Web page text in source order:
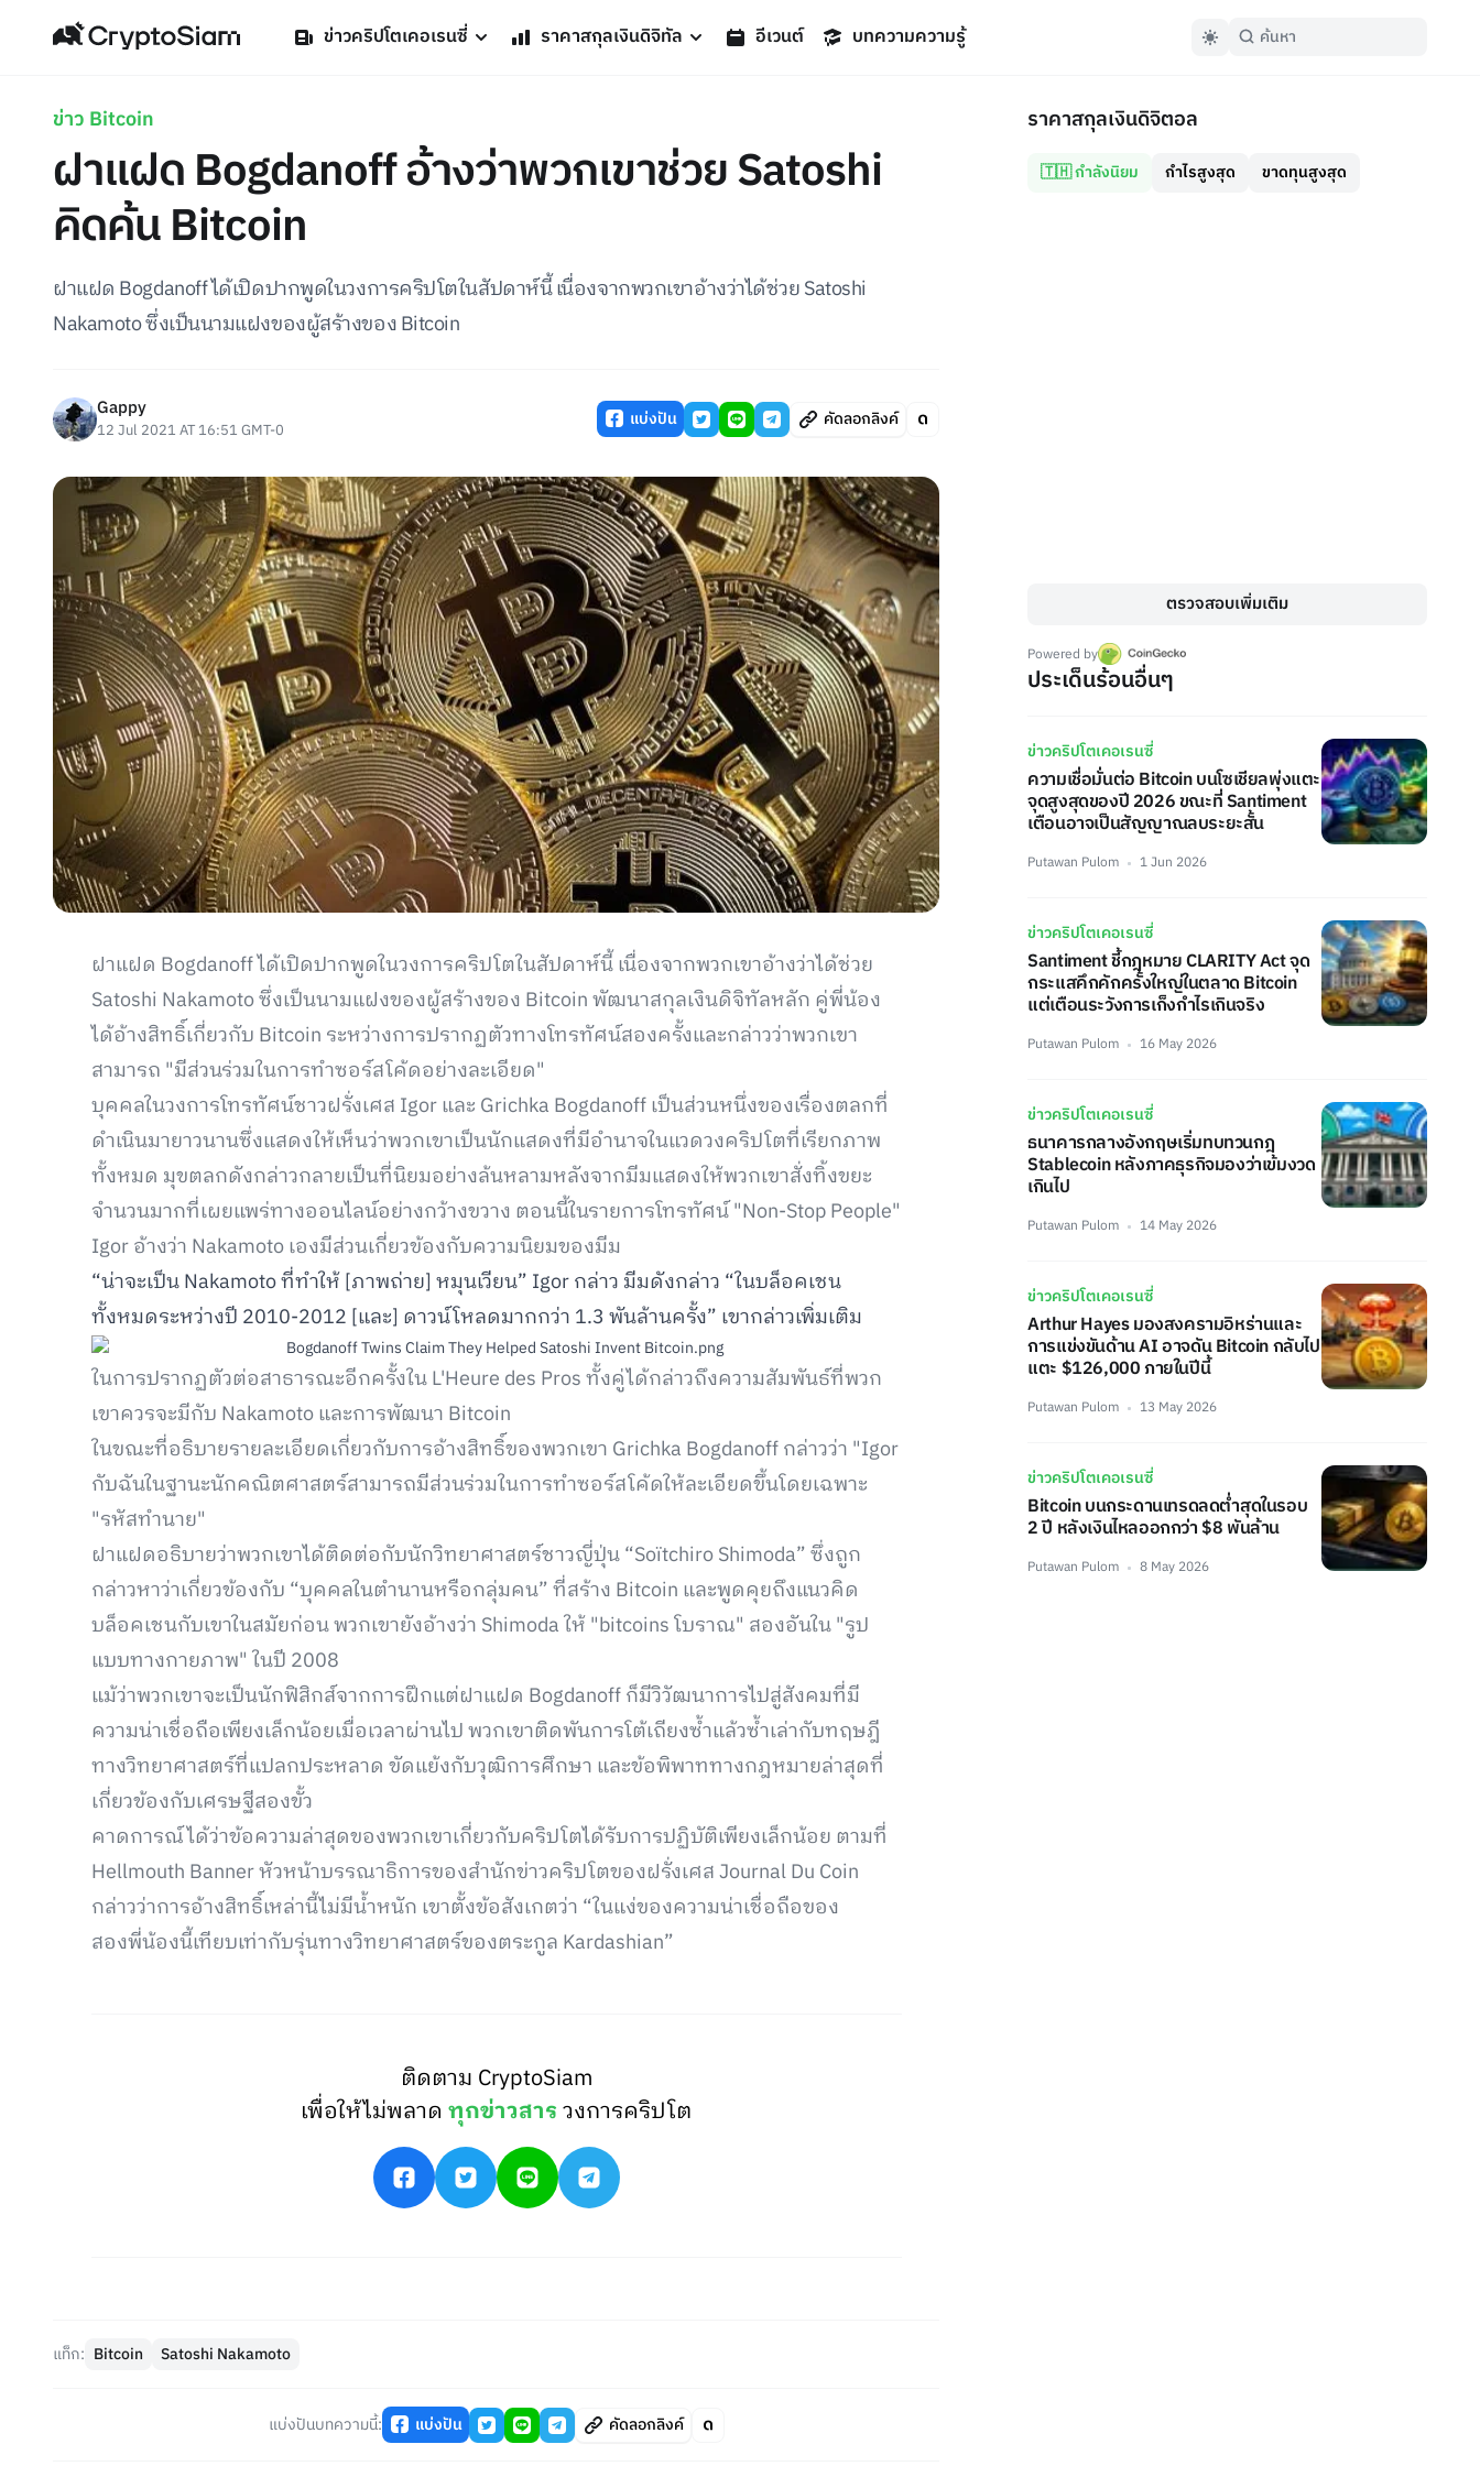
ข่าวคริปโตเคอเรนซี่ ราคาสกุลเงินดิจิทัล อีเวนต์ บทความความรู้
ข่าว Bitcoin
ฝาแฝด Bogdanoff อ้างว่าพวกเขาช่วย Satoshi
คิดค้น Bitcoin
ฝาแฝด Bogdanoff ได้เปิดปากพูดในวงการคริปโตในสัปดาห์นี้ เนื่องจากพวกเขาอ้างว่าได้ช่วย Satoshi
Nakamoto ซึ่งเป็นนามแฝงของผู้สร้างของ Bitcoin
Gappy
12 Jul 2021 AT 16:51 GMT-0 แบ่งปัน คัดลอกลิงค์
ฝาแฝด Bogdanoff ได้เปิดปากพูดในวงการคริปโตในสัปดาห์นี้ เนื่องจากพวกเขาอ้างว่าได้ช่วย
Satoshi Nakamoto ซึ่งเป็นนามแฝงของผู้สร้างของ Bitcoin พัฒนาสกุลเงินดิจิทัลหลัก คู่พี่น้อง
ได้อ้างสิทธิ์เกี่ยวกับ Bitcoin ระหว่างการปรากฏตัวทางโทรทัศน์สองครั้งและกล่าวว่าพวกเขา
สามารถ "มีส่วนร่วมในการทำซอร์สโค้ดอย่างละเอียด"
บุคคลในวงการโทรทัศน์ชาวฝรั่งเศส Igor และ Grichka Bogdanoff เป็นส่วนหนึ่งของเรื่องตลกที่
ดำเนินมายาวนานซึ่งแสดงให้เห็นว่าพวกเขาเป็นนักแสดงที่มีอำนาจในแวดวงคริปโตที่เรียกภาพ
ทั้งหมด มุขตลกดังกล่าวกลายเป็นที่นิยมอย่างล้นหลามหลังจากมีมแสดงให้พวกเขาสั่งทิ้งขยะ
จำนวนมากที่เผยแพร่ทางออนไลน์อย่างกว้างขวาง ตอนนี้ในรายการโทรทัศน์ "Non-Stop People"
Igor อ้างว่า Nakamoto เองมีส่วนเกี่ยวข้องกับความนิยมของมีม
“น่าจะเป็น Nakamoto ที่ทำให้ [ภาพถ่าย] หมุนเวียน” Igor กล่าว มีมดังกล่าว “ในบล็อคเชน
ทั้งหมดระหว่างปี 2010-2012 [และ] ดาวน์โหลดมากกว่า 1.3 พันล้านครั้ง” เขากล่าวเพิ่มเติม
ในการปรากฏตัวต่อสาธารณะอีกครั้งใน L'Heure des Pros ทั้งคู่ได้กล่าวถึงความสัมพันธ์ที่พวก
เขาควรจะมีกับ Nakamoto และการพัฒนา Bitcoin
ในขณะที่อธิบายรายละเอียดเกี่ยวกับการอ้างสิทธิ์ของพวกเขา Grichka Bogdanoff กล่าวว่า "Igor
กับฉันในฐานะนักคณิตศาสตร์สามารถมีส่วนร่วมในการทำซอร์สโค้ดให้ละเอียดขึ้นโดยเฉพาะ
"รหัสทำนาย"
ฝาแฝดอธิบายว่าพวกเขาได้ติดต่อกับนักวิทยาศาสตร์ชาวญี่ปุ่น “Soïtchiro Shimoda” ซึ่งถูก
กล่าวหาว่าเกี่ยวข้องกับ “บุคคลในตำนานหรือกลุ่มคน” ที่สร้าง Bitcoin และพูดคุยถึงแนวคิด
บล็อคเชนกับเขาในสมัยก่อน พวกเขายังอ้างว่า Shimoda ให้ "bitcoins โบราณ" สองอันใน "รูป
แบบทางกายภาพ" ในปี 2008
แม้ว่าพวกเขาจะเป็นนักฟิสิกส์จากการฝึกแต่ฝาแฝด Bogdanoff ก็มีวิวัฒนาการไปสู่สังคมที่มี
ความน่าเชื่อถือเพียงเล็กน้อยเมื่อเวลาผ่านไป พวกเขาติดพันการโต้เถียงซ้ำแล้วซ้ำเล่ากับทฤษฎี
ทางวิทยาศาสตร์ที่แปลกประหลาด ขัดแย้งกับวุฒิการศึกษา และข้อพิพาททางกฎหมายล่าสุดที่
เกี่ยวข้องกับเศรษฐีสองขั้ว
คาดการณ์ได้ว่าข้อความล่าสุดของพวกเขาเกี่ยวกับคริปโตได้รับการปฏิบัติเพียงเล็กน้อย ตามที่
Hellmouth Banner หัวหน้าบรรณาธิการของสำนักข่าวคริปโตของฝรั่งเศส Journal Du Coin
กล่าวว่าการอ้างสิทธิ์เหล่านี้ไม่มีน้ำหนัก เขาตั้งข้อสังเกตว่า “ในแง่ของความน่าเชื่อถือของ
สองพี่น้องนี้เทียบเท่ากับรุ่นทางวิทยาศาสตร์ของตระกูล Kardashian”
ติดตาม CryptoSiam
เพื่อให้ไม่พลาดทุกข่าวสารวงการคริปโต
แท็ก: Bitcoin Satoshi Nakamoto
แบ่งปันบทความนี้: แบ่งปัน คัดลอกลิงค์
ราคาสกุลเงินดิจิตอล
🇹🇭 กำลังนิยม กำไรสูงสุด ขาดทุนสูงสุด
ตรวจสอบเพิ่มเติม
Powered by
ประเด็นร้อนอื่นๆ
ข่าวคริปโตเคอเรนซี่
ความเชื่อมั่นต่อ Bitcoin บนโซเชียลพุ่งแตะ
จุดสูงสุดของปี 2026 ขณะที่ Santiment
เตือนอาจเป็นสัญญาณลบระยะสั้น
Putawan Pulom 1 Jun 2026
ข่าวคริปโตเคอเรนซี่
Santiment ชี้กฎหมาย CLARITY Act จุด
กระแสคึกคักครั้งใหญ่ในตลาด Bitcoin
แต่เตือนระวังการเก็งกำไรเกินจริง
Putawan Pulom 16 May 2026
ข่าวคริปโตเคอเรนซี่
ธนาคารกลางอังกฤษเริ่มทบทวนกฎ
Stablecoin หลังภาคธุรกิจมองว่าเข้มงวด
เกินไป
Putawan Pulom 14 May 2026
ข่าวคริปโตเคอเรนซี่
Arthur Hayes มองสงครามอิหร่านและ
การแข่งขันด้าน AI อาจดัน Bitcoin กลับไป
แตะ $126,000 ภายในปีนี้
Putawan Pulom 13 May 2026
ข่าวคริปโตเคอเรนซี่
Bitcoin บนกระดานเทรดลดต่ำสุดในรอบ
2 ปี หลังเงินไหลออกกว่า $8 พันล้าน
Putawan Pulom 8 May 2026